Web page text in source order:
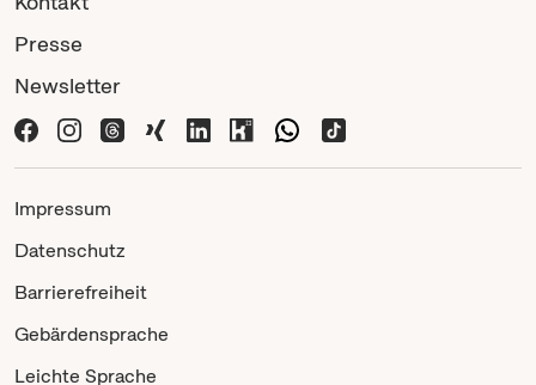
Presse
Newsletter
Impressum
Datenschutz
Barrierefreiheit
Gebärdensprache
Leichte Sprache